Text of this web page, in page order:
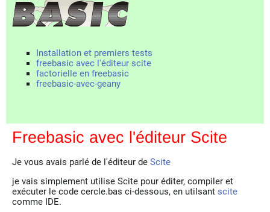
Installation et premiers tests
freebasic avec l'éditeur scite
factorielle en freebasic
freebasic-avec-geany
Freebasic avec l'éditeur Scite
Je vous avais parlé de l'éditeur de Scite
je vais simplement utilise Scite pour éditer, compiler et
exécuter le code cercle.bas ci-dessous, en utilsant scite
comme IDE.